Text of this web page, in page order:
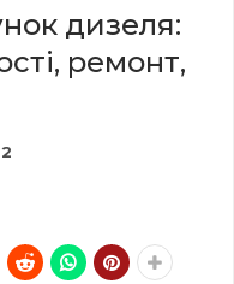
дизеля:
ремонт,